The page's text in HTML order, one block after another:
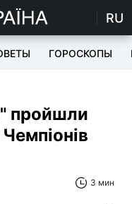
RU
ГОРОСКОПЫ
пройшли
3 мин